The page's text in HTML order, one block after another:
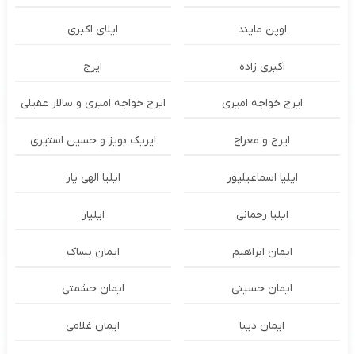
اوپن مایند ايلاى اكبرى
اکبری زاده ایرج
ایرج خواجه امیری ایرج خواجه امیری و سالار عقیلی
ایرج و معراج ایریک بویز و حسین استیری
ایلیا اسماعیلپور ایلیا الهی یار
ایلیا رحمانی ایلیار
ایمان ابراهیم ایمان بساک
ایمان حسینی ایمان حشمتی
ایمان دیبا ایمان غلامی